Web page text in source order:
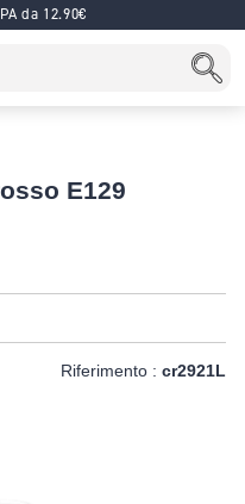
da 12.90€
E129
Riferimento : cr2921L